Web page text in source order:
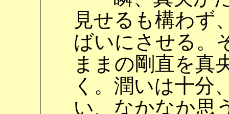
見せるも構わず
ばいにさせる。
ままの剛直を真
く。潤いは十分
い、なかなか思